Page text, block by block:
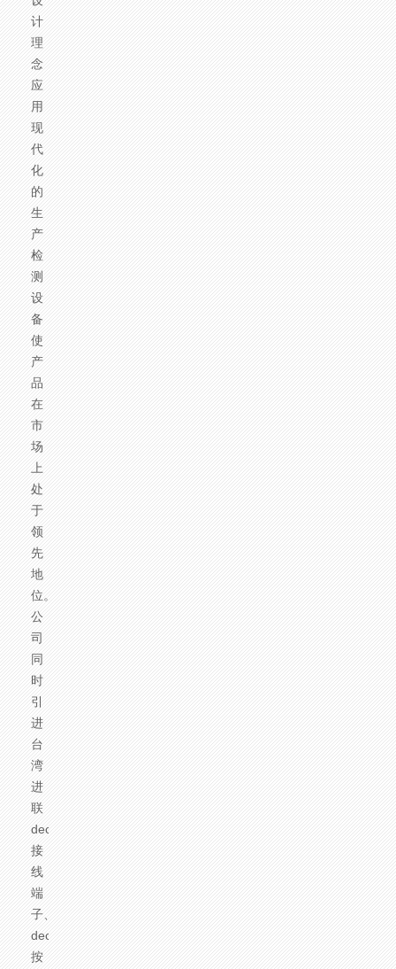
计
理
念，
应
用
现
代
化
的
生
产
检
测
设
备，
使
产
品
在
市
场
上
处
于
领
先
地
位。
公
司
同
时
引
进
台
湾
进
联
deca
接
线
端
子、
deca
按